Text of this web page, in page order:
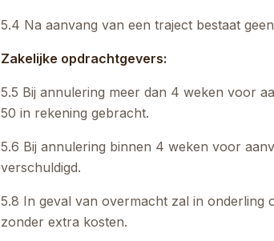
5.4 Na aanvang van een traject bestaat
Zakelijke opdrachtgevers:
5.5 Bij annulering meer dan 4 weken voor
50 in rekening gebracht.
5.6 Bij annulering binnen 4 weken voor
verschuldigd.
5.8 In geval van overmacht zal in onderling
zonder extra kosten.